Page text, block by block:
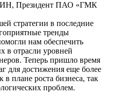
Президент ПАО «ГМК
стратегии в последние
тренды
нам обеспечить
в отрасли уровней
Теперь пришло время
для достижения еще более
в плане роста бизнеса, так
проблем.